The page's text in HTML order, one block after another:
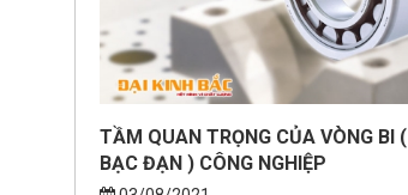
TẦM QUAN TRỌNG CỦA VÒNG BI (
BẠC ĐẠN ) CÔNG NGHIỆP
03/08/2021
Vòng bi ( bạc đạn) công nghiệp là tên gọi
riêng dành cho các loại ổ lăn và được sử
dụng rộng rãi trong lĩnh...